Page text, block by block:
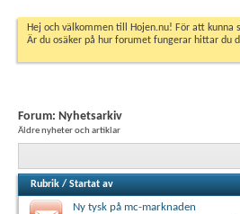
Hej och välkommen till Hojen.nu! För att
Är du osäker på hur forumet fungerar hittar du
Forum: Nyhetsarkiv
Äldre nyheter och artiklar
Rubrik / Startat av
Ny tysk på mc-marknaden